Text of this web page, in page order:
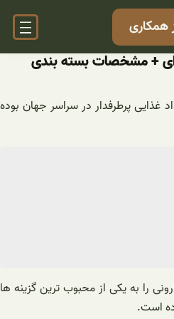
همکاری
ای + مشخصات بسته بندی
غذایی پرطرفدار در سراسر جهان بوده
را به یکی از محبوب ترین گزینه ها
است.